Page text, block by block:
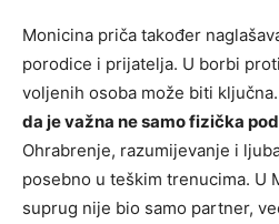
Monicina priča također
porodice i prijatelja. U borbi
voljenih osoba može biti ključna.
da je važna ne samo fizička
Ohrabrenje, razumijevanje i
posebno u teškim trenucima. U
suprug nije bio samo partner,